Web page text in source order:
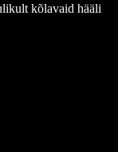
kõlavaid hääli